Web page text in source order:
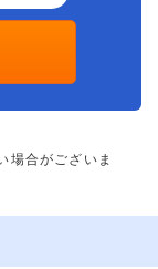
場合がございま